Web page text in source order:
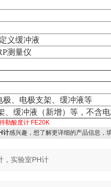
义缓冲液
测量仪
极、电极支架、缓冲液等
、缓冲液（新增）等，不含
勒酸度计 FE20K
计感兴趣，想了解更详细的产品信息，